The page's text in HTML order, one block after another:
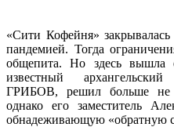
«Сити Кофейня»
пандемией. Тогда
общепита. Но здесь вышла
известный
ГРИБОВ, решил больше не
однако его заместитель
обнадеживающую «обратную